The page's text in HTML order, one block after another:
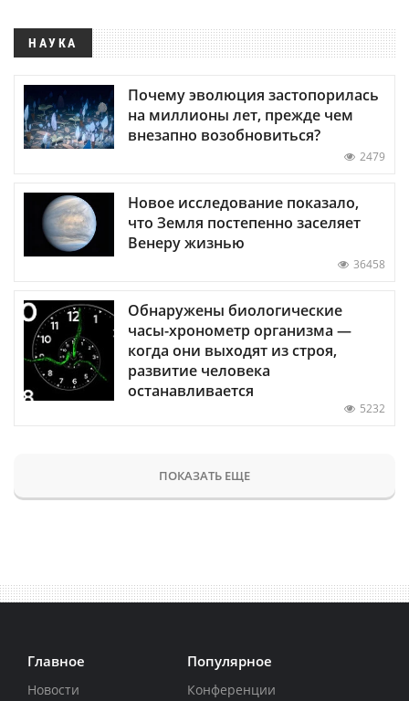
НАУКА
Почему эволюция застопорилась
на миллионы лет, прежде чем
внезапно возобновиться?
2479
Новое исследование показало,
что Земля постепенно заселяет
Венеру жизнью
36458
Обнаружены биологические
часы-хронометр организма —
когда они выходят из строя,
развитие человека
останавливается
5232
ПОКАЗАТЬ ЕЩЕ
Главное
Новости
Популярное
Конференции